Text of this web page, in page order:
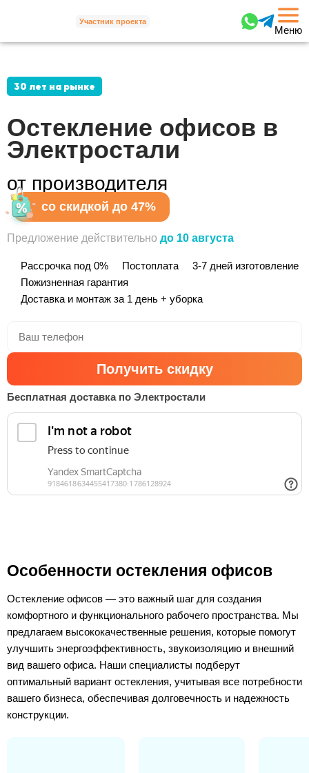
Участник проекта
Меню
30 лет на рынке
Остекление офисов в
Электростали
от производителя
со скидкой до 47%
Предложение действительно до 10 августа
Рассрочка под 0% Постоплата
3-7 дней изготовление
Пожизненная гарантия
Доставка и монтаж за 1 день + уборка
Получить скидку
Бесплатная доставка по Электростали
Особенности остекления офисов
Остекление офисов — это важный шаг для создания
комфортного и функционального рабочего пространства. Мы
предлагаем высококачественные решения, которые помогут
улучшить энергоэффективность, звукоизоляцию и внешний
вид вашего офиса. Наши специалисты подберут
оптимальный вариант остекления, учитывая все потребности
вашего бизнеса, обеспечивая долговечность и надежность
конструкции.